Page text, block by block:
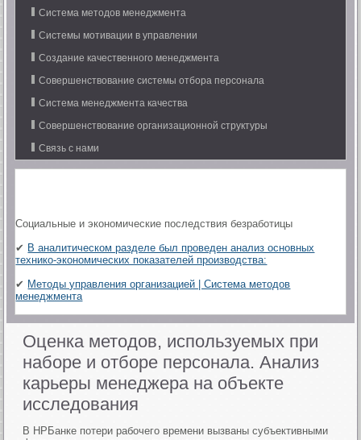
Система методов менеджмента
Системы мотивации в управлении
Создание качественного менеджмента
Совершенствование системы отбора персонала
Система менеджмента качества
Совершенствование организационной структуры
Связь с нами
Социальные и экономические последствия безработицы
✔ В аналитическом разделе был проведен анализ основных
технико-экономических показателей производства:
✔ Методы управления организацией | Система методов
менеджмента
Оценка методов, используемых при
наборе и отборе персонала. Анализ
карьеры менеджера на объекте
исследования
В НРБанке потери рабочего времени вызваны субъективными